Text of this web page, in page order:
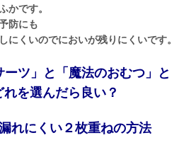
かです。
防にも
にくいのでにおいが残りにくいです。
ツ」と「魔法のおむつ」と
れを選んだら良い？
れにくい２枚重ねの方法